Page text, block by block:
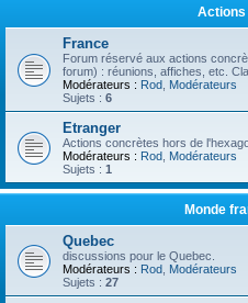
Actions
France
Forum réservé aux actions
forum) : réunions, affiches, etc.
Modérateurs : Rod Modérateurs
Sujets : 6
Etranger
Actions concrètes hors de
Modérateurs : Rod Modérateurs
Sujets : 1
Monde
Quebec
discussions pour le Quebec.
Modérateurs : Rod Modérateurs
Sujets : 27